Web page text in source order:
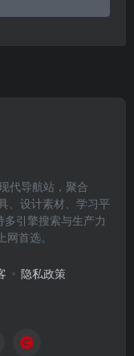
代导航站，聚合
、设计素材、学习平
引擎搜索与生产力
首选。
隐私政策